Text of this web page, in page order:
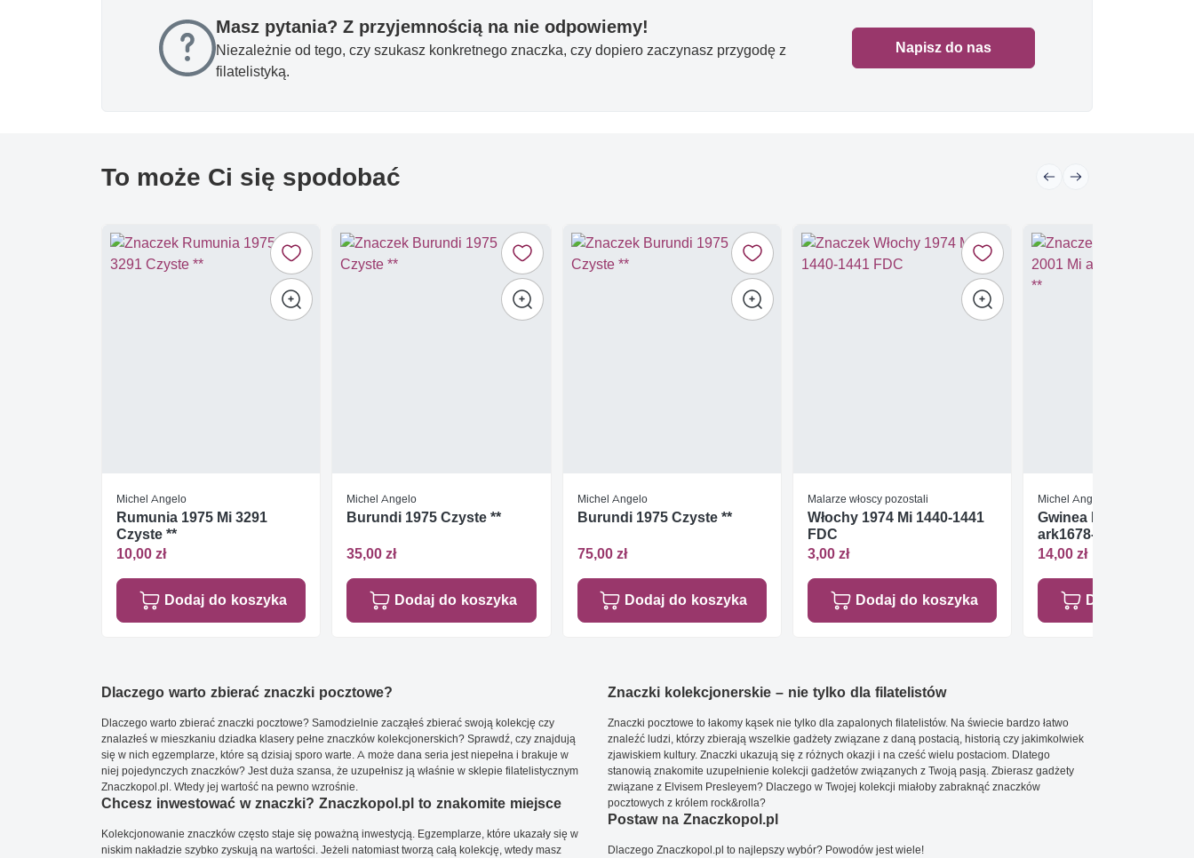
Masz pytania? Z przyjemnością na nie odpowiemy!
Niezależnie od tego, czy szukasz konkretnego znaczka, czy dopiero zaczynasz przygodę z
filatelistyką.
Napisz do nas
To może Ci się spodobać
Michel Angelo
Rumunia 1975 Mi 3291
Czyste **
10,00 zł
Dodaj do koszyka
Michel Angelo
Burundi 1975 Czyste **
35,00 zł
Dodaj do koszyka
Michel Angelo
Burundi 1975 Czyste **
75,00 zł
Dodaj do koszyka
Malarze włoscy pozostali
Włochy 1974 Mi 1440-1441
FDC
3,00 zł
Dodaj do koszyka
Michel Angelo
Gwinea Bissau 2001 Mi
ark1678-1683 Czyste **
14,00 zł
Dodaj do
Dlaczego warto zbierać znaczki pocztowe?
Dlaczego warto zbierać znaczki pocztowe? Samodzielnie zacząłeś zbierać swoją kolekcję czy
znalazłeś w mieszkaniu dziadka klasery pełne znaczków kolekcjonerskich? Sprawdź, czy znajdują
się w nich egzemplarze, które są dzisiaj sporo warte. A może dana seria jest niepełna i brakuje w
niej pojedynczych znaczków? Jest duża szansa, że uzupełnisz ją właśnie w sklepie filatelistycznym
Znaczkopol.pl. Wtedy jej wartość na pewno wzrośnie.
Chcesz inwestować w znaczki? Znaczkopol.pl to znakomite miejsce
Kolekcjonowanie znaczków często staje się poważną inwestycją. Egzemplarze, które ukazały się w
niskim nakładzie szybko zyskują na wartości. Jeżeli natomiast tworzą całą kolekcję, wtedy masz
Znaczki kolekcjonerskie – nie tylko dla filatelistów
Znaczki pocztowe to łakomy kąsek nie tylko dla zapalonych filatelistów. Na świecie bardzo łatwo
znaleźć ludzi, którzy zbierają wszelkie gadżety związane z daną postacią, historią czy jakimkolwiek
zjawiskiem kultury. Znaczki ukazują się z różnych okazji i na cześć wielu postaciom. Dlatego
stanowią znakomite uzupełnienie kolekcji gadżetów związanych z Twoją pasją. Zbierasz gadżety
związane z Elvisem Presleyem? Dlaczego w Twojej kolekcji miałoby zabraknąć znaczków
pocztowych z królem rock&rolla?
Postaw na Znaczkopol.pl
Dlaczego Znaczkopol.pl to najlepszy wybór? Powodów jest wiele!